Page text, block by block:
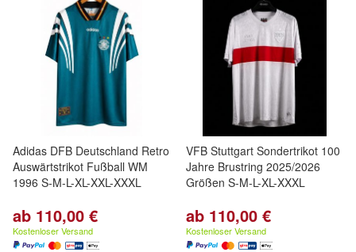
Adidas DFB Deutschland Retro
Auswärtstrikot Fußball WM
1996 S-M-L-XL-XXL-XXXL
ab 110,00 €
Kostenloser Versand
VFB Stuttgart Sondertrikot 100
Jahre Brustring 2025/2026
Größen S-M-L-XL-XXXL
ab 110,00 €
Kostenloser Versand